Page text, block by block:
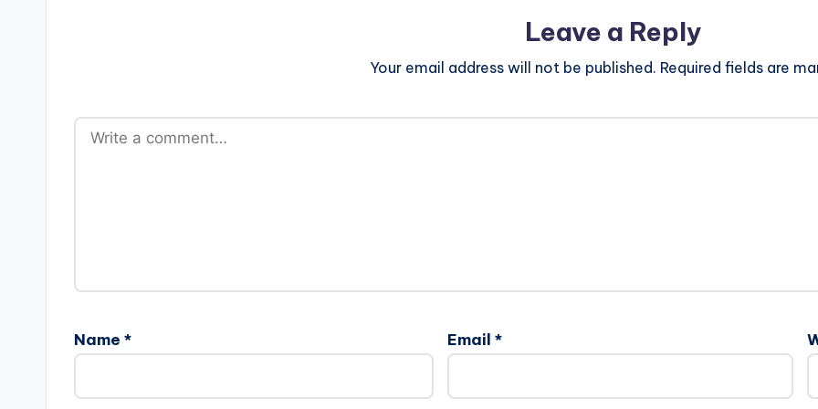
Leave a Reply
Your email address will not be published. Required fields are
Name * Email *